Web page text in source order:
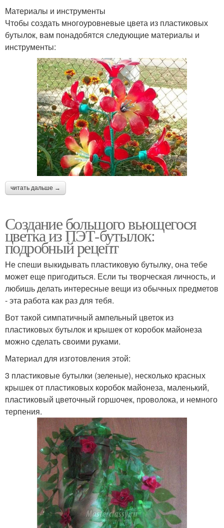
Материалы и инструменты
Чтобы создать многоуровневые цвета из пластиковых
бутылок, вам понадобятся следующие материалы и
инструменты:
читать дальше →
Создание большого вьющегося
цветка из ПЭТ-бутылок:
подробный рецепт
Не спеши выкидывать пластиковую бутылку, она тебе
может еще пригодиться. Если ты творческая личность, и
любишь делать интересные вещи из обычных предметов
- эта работа как раз для тебя.
Вот такой симпатичный ампельный цветок из
пластиковых бутылок и крышек от коробок майонеза
можно сделать своими руками.
Материал для изготовления этой:
3 пластиковые бутылки (зеленые), несколько красных
крышек от пластиковых коробок майонеза, маленький,
пластиковый цветочный горшочек, проволока, и немного
терпения.